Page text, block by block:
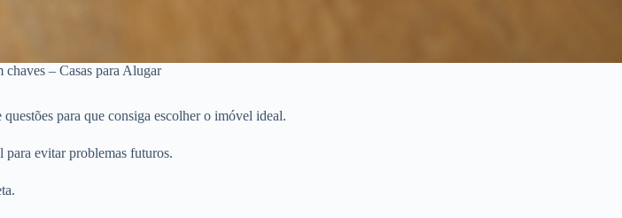
chaves – Casas para Alugar
para que consiga escolher o imóvel ideal.
para evitar problemas futuros.